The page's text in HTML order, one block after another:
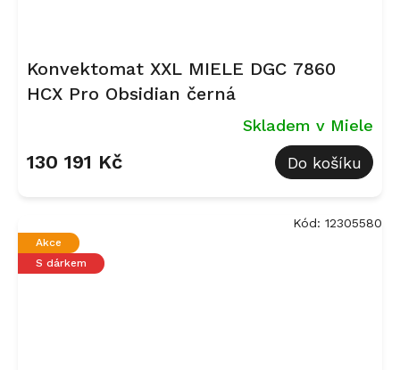
Konvektomat XXL MIELE DGC 7860
HCX Pro Obsidian černá
Skladem v Miele
130 191 Kč Do košíku
Akce
S dárkem
Kód: 12305580